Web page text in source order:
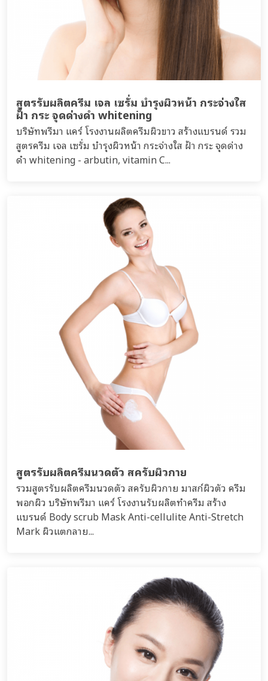
สูตรรับผลิตครีม เจล เซรั่ม บำรุงผิวหน้า กระจ่างใส
ฝ้า กระ จุดด่างดำ whitening
บริษัทพรีมา แคร์ โรงงานผลิตครีมผิวขาว สร้างแบรนด์ รวม
สูตรครีม เจล เซรั่ม บำรุงผิวหน้า กระจ่างใส ฝ้า กระ จุดด่าง
ดำ whitening - arbutin, vitamin C...
สูตรรับผลิตครีมนวดตัว สครับผิวกาย
รวมสูตรรับผลิตครีมนวดตัว สครับผิวกาย มาสก์ผิวตัว ครีม
พอกผิว บริษัทพรีมา แคร์ โรงงานรับผลิตทำครีม สร้าง
แบรนด์ Body scrub Mask Anti-cellulite Anti-Stretch
Mark ผิวแตกลาย...